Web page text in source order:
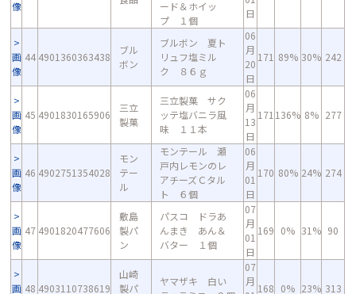
像
ード＆ホイッ
プ １個
日
画
像
44 4901360363438
ブル
ボン
ブルボン 夏ト
リュフ塩ミル
ク ８６ｇ
06
月
20
日
171 89% 30% 242
画
像
45 4901830165906
三立
製菓
三立製菓 サク
ッテ塩バニラ風
味 １１本
06
月
13
日
171 136% 8% 277
画
像
46 4902751354028
モン
テー
ル
モンテール 瀬
戸内レモンのレ
アチーズＣタル
ト ６個
06
月
01
日
170 80% 24% 274
画
像
47 4901820477606
敷島
製パ
ン
パスコ ドラあ
んまき あん＆
バター １個
07
月
01
日
169 0% 31% 90
画 48 4903110738619
山崎
製パ
ヤマザキ 白い
07
月
168 0% 23% 313